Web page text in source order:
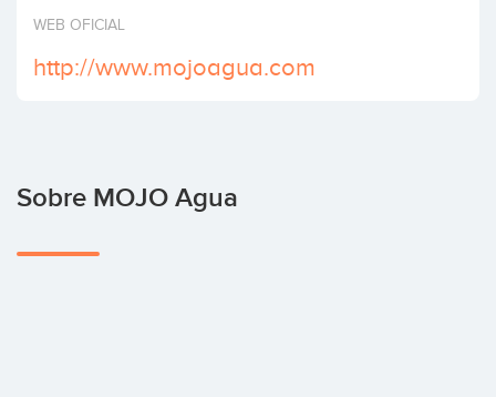
Invertir
WEB OFICIAL
http://www.mojoagua.com
Sobre MOJO Agua